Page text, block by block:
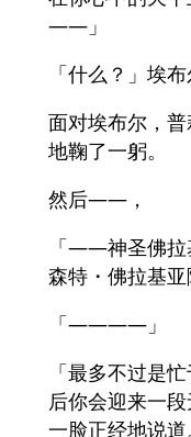
——」
「什么？」埃
面对埃布尔，
地鞠了一躬。
然后——，
「——神圣佛拉
森特・佛拉基亚
「————」
「最多不过是
后你会迎来一
一脸正经地说